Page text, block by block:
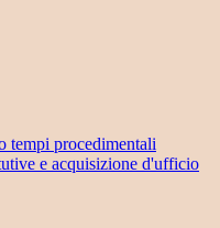
tempi procedimentali
e acquisizione d'ufficio